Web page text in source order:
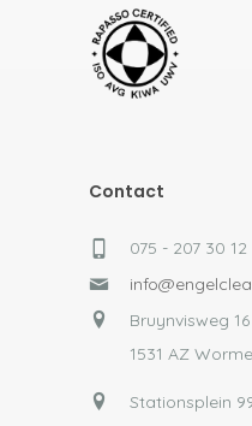
Contact
075 - 207 30 12
Bruynvisweg 16
1531 AZ
Stationsplein